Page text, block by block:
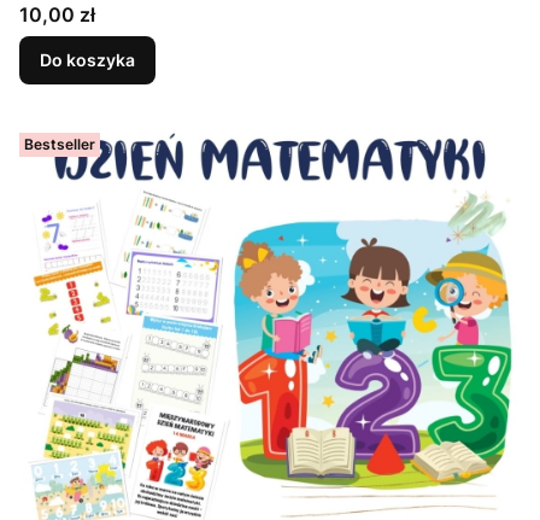
Cena
10,00 zł
Do koszyka
Bestseller